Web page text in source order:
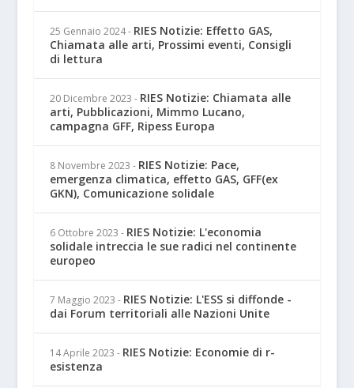
25 Gennaio 2024 - RIES Notizie: Effetto GAS,
Chiamata alle arti, Prossimi eventi, Consigli
di lettura
20 Dicembre 2023 - RIES Notizie: Chiamata alle
arti, Pubblicazioni, Mimmo Lucano,
campagna GFF, Ripess Europa
8 Novembre 2023 - RIES Notizie: Pace,
emergenza climatica, effetto GAS, GFF(ex
GKN), Comunicazione solidale
6 Ottobre 2023 - RIES Notizie: L'economia
solidale intreccia le sue radici nel continente
europeo
7 Maggio 2023 - RIES Notizie: L'ESS si diffonde -
dai Forum territoriali alle Nazioni Unite
14 Aprile 2023 - RIES Notizie: Economie di r-
esistenza